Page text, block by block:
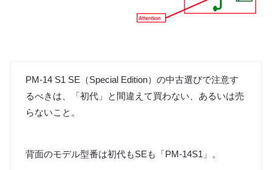
PM-14 S1 SE（Special Edition）の中古選びで注意す
るべきは、「初代」と間違えて買わない、あるいは売
らないこと。
背面のモデル型番は初代もSEも「PM-14S1」。